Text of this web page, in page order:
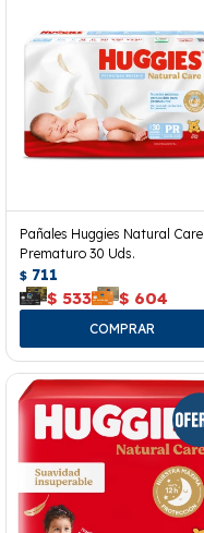
Pañales Huggies Natural Care
Prematuro 30 Uds.
$ 711
$ 533 $ 604